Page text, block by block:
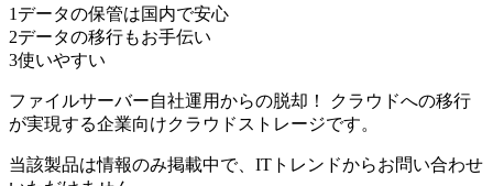
1 データの保管は国内で安心
2データの移行もお手伝い
3使いやすい
ファイルサーバー自社運用からの脱却！ クラウドへの移行
が実現する企業向けクラウドストレージです。
当該製品は情報のみ掲載中で、ITトレンドからお問い合わせ